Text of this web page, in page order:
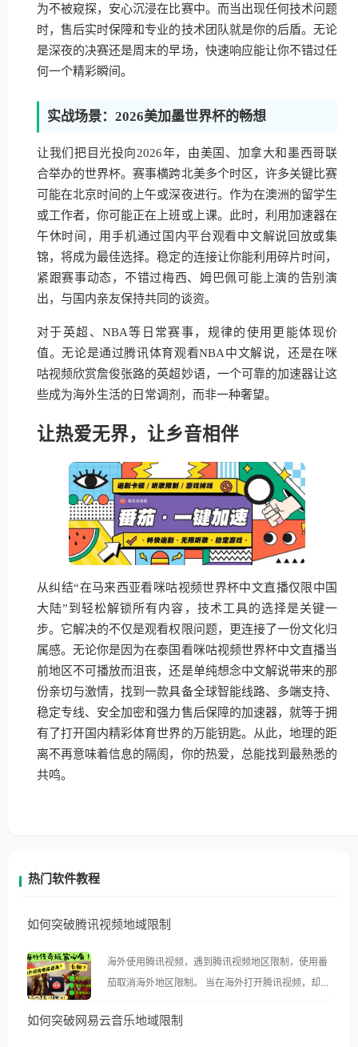
为不被窥探，安心沉浸在比赛中。而当出现任何技术问题
时，售后实时保障和专业的技术团队就是你的后盾。无论
是深夜的决赛还是周末的早场，快速响应能让你不错过任
何一个精彩瞬间。
实战场景：2026美加墨世界杯的畅想
让我们把目光投向2026年，由美国、加拿大和墨西哥联
合举办的世界杯。赛事横跨北美多个时区，许多关键比赛
可能在北京时间的上午或深夜进行。作为在澳洲的留学生
或工作者，你可能正在上班或上课。此时，利用加速器在
午休时间，用手机通过国内平台观看中文解说回放或集
锦，将成为最佳选择。稳定的连接让你能利用碎片时间，
紧跟赛事动态，不错过梅西、姆巴佩可能上演的告别演
出，与国内亲友保持共同的谈资。
对于英超、NBA等日常赛事，规律的使用更能体现价
值。无论是通过腾讯体育观看NBA中文解说，还是在咪
咕视频欣赏詹俊张路的英超妙语，一个可靠的加速器让这
些成为海外生活的日常调剂，而非一种奢望。
让热爱无界，让乡音相伴
从纠结“在马来西亚看咪咕视频世界杯中文直播仅限中国
大陆”到轻松解锁所有内容，技术工具的选择是关键一
步。它解决的不仅是观看权限问题，更连接了一份文化归
属感。无论你是因为在泰国看咪咕视频世界杯中文直播当
前地区不可播放而沮丧，还是单纯想念中文解说带来的那
份亲切与激情，找到一款具备全球智能线路、多端支持、
稳定专线、安全加密和强力售后保障的加速器，就等于拥
有了打开国内精彩体育世界的万能钥匙。从此，地理的距
离不再意味着信息的隔阂，你的热爱，总能找到最熟悉的
共鸣。
热门软件教程
如何突破腾讯视频地域限制
海外使用腾讯视频，遇到腾讯视频地区限制，使用番
茄取消海外地区限制。 当在海外打开腾讯视频，却突
示语。 海外用户如香港、澳门、台湾、美国、加拿
如何突破网易云音乐地域限制